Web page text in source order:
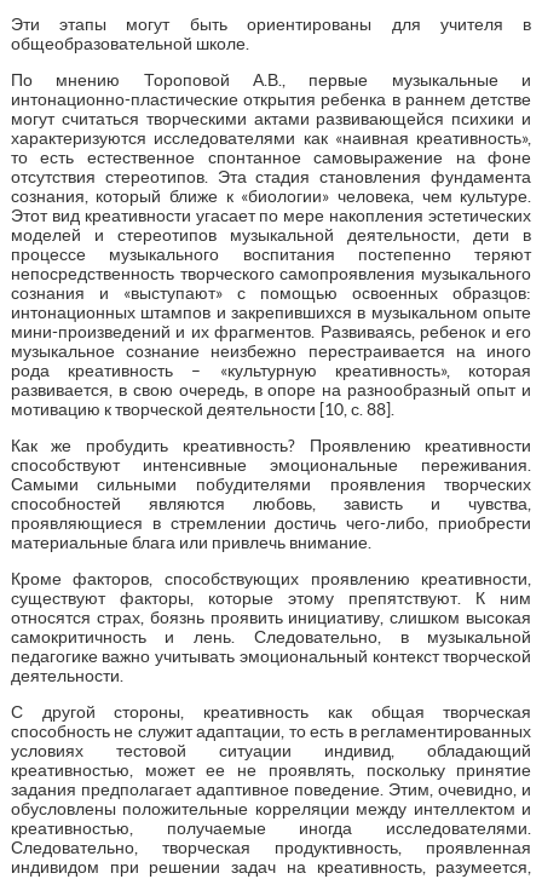
Эти этапы могут быть ориентированы для учителя в
общеобразовательной школе.
По мнению Тороповой А.В., первые музыкальные и
интонационно-пластические открытия ребенка в раннем детстве
могут считаться творческими актами развивающейся психики и
характеризуются исследователями как «наивная креативность»,
то есть естественное спонтанное самовыражение на фоне
отсутствия стереотипов. Эта стадия становления фундамента
сознания, который ближе к «биологии» человека, чем культуре.
Этот вид креативности угасает по мере накопления эстетических
моделей и стереотипов музыкальной деятельности, дети в
процессе музыкального воспитания постепенно теряют
непосредственность творческого самопроявления музыкального
сознания и «выступают» с помощью освоенных образцов:
интонационных штампов и закрепившихся в музыкальном опыте
мини-произведений и их фрагментов. Развиваясь, ребенок и его
музыкальное сознание неизбежно перестраивается на иного
рода креативность – «культурную креативность», которая
развивается, в свою очередь, в опоре на разнообразный опыт и
мотивацию к творческой деятельности [10, с. 88].
Как же пробудить креативность? Проявлению креативности
способствуют интенсивные эмоциональные переживания.
Самыми сильными побудителями проявления творческих
способностей являются любовь, зависть и чувства,
проявляющиеся в стремлении достичь чего-либо, приобрести
материальные блага или привлечь внимание.
Кроме факторов, способствующих проявлению креативности,
существуют факторы, которые этому препятствуют. К ним
относятся страх, боязнь проявить инициативу, слишком высокая
самокритичность и лень. Следовательно, в музыкальной
педагогике важно учитывать эмоциональный контекст творческой
деятельности.
С другой стороны, креативность как общая творческая
способность не служит адаптации, то есть в регламентированных
условиях тестовой ситуации индивид, обладающий
креативностью, может ее не проявлять, поскольку принятие
задания предполагает адаптивное поведение. Этим, очевидно, и
обусловлены положительные корреляции между интеллектом и
креативностью, получаемые иногда исследователями.
Следовательно, творческая продуктивность, проявленная
индивидом при решении задач на креативность, разумеется,